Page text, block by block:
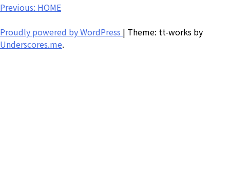
投
稿
ナ
Previous: HOME
Proudly powered by WordPress | Theme: tt-works by
Underscores.me.